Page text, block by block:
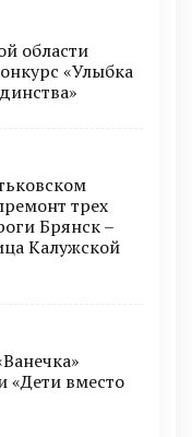
области
«Улыбка
трех
Брянск –
Калужской
«Дети вместо